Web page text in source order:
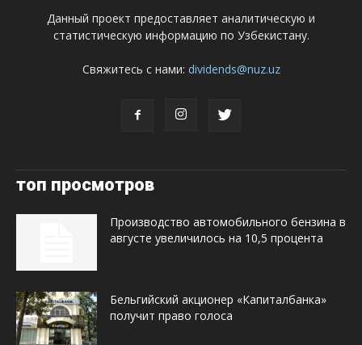
Данный проект предоставляет аналитическую и
статистическую информацию по Узбекистану.
Свяжитесь с нами: dividends@nuz.uz
топ просмотров
Производство автомобильного бензина в
августе увеличилось на 10,5 процента
Бельгийский акционер «Капиталбанка»
получит право голоса